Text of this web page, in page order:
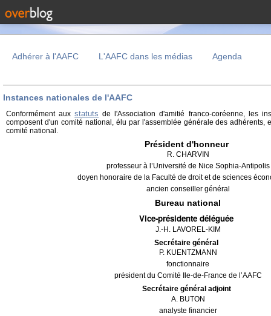
Adhérer à l'AAFC L'AAFC dans les médias Agenda
Instances nationales de l'AAFC
Conformément auxstatuts de l'Association d'amitié franco-coréenne, les
composent d'un comité national, élu par l'assemblée générale des adhérents,
comité national.
Président d'honneur
R. CHARVIN
professeur à l’Université de Nice Sophia-Antipolis
doyen honoraire de la Faculté de droit et de sciences
ancien conseiller général
Bureau national
Vice-présidente déléguée
J.-H. LAVOREL-KIM
Secrétaire général
P. KUENTZMANN
fonctionnaire
président du Comité Ile-de-France de l’AAFC
Secrétaire général adjoint
A. BUTON
analyste financier